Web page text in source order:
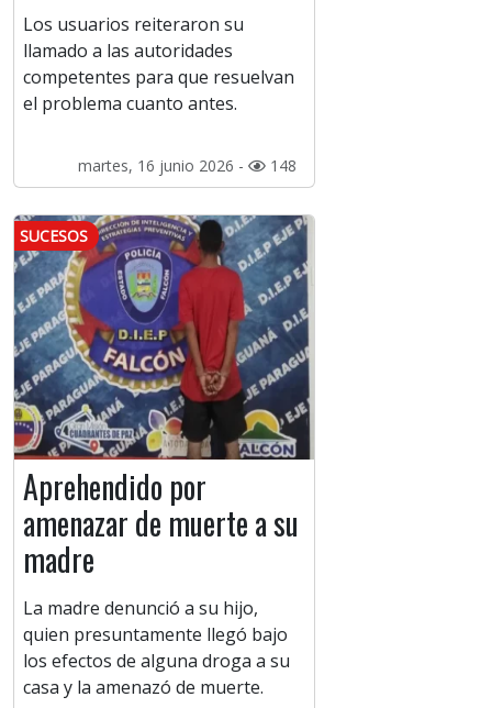
Los usuarios reiteraron su
llamado a las autoridades
competentes para que resuelvan
el problema cuanto antes.
martes, 16 junio 2026 - 148
SUCESOS
Aprehendido por
amenazar de muerte a su
madre
La madre denunció a su hijo,
quien presuntamente llegó bajo
los efectos de alguna droga a su
casa y la amenazó de muerte.